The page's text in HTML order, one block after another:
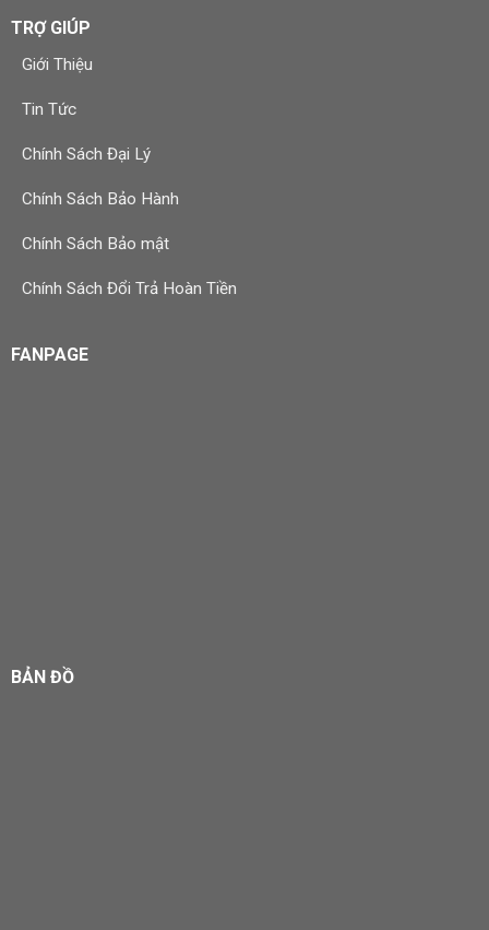
TRỢ GIÚP
Giới Thiệu
Tin Tức
Chính Sách Đại Lý
Chính Sách Bảo Hành
Chính Sách Bảo mật
Chính Sách Đổi Trả Hoàn Tiền
FANPAGE
BẢN ĐỒ